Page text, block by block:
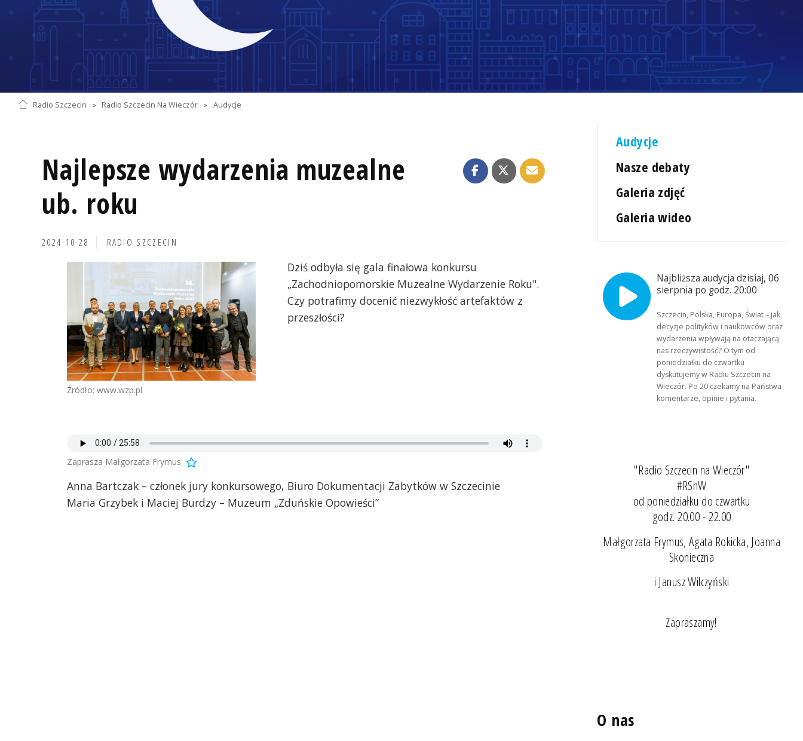
Radio Szczecin » Radio Szczecin Na Wieczór » Audycje
Najlepsze wydarzenia muzealne
ub. roku
2024-10-28 RADIO SZCZECIN
Źródło: www.wzp.pl
Dziś odbyła się gala finałowa konkursu
„Zachodniopomorskie Muzealne Wydarzenie Roku".
Czy potrafimy docenić niezwykłość artefaktów z
przeszłości?
Zaprasza Małgorzata Frymus
Anna Bartczak – członek jury konkursowego, Biuro Dokumentacji Zabytków w Szczecinie
Maria Grzybek i Maciej Burdzy – Muzeum „Zduńskie Opowieści”
Audycje
Nasze debaty
Galeria zdjęć
Galeria wideo
Najbliższa audycja dzisiaj, 06
sierpnia po godz. 20:00
Szczecin, Polska, Europa, Świat – jak
decyzje polityków i naukowców oraz
wydarzenia wpływają na otaczającą
nas rzeczywistość? O tym od
poniedziałku do czwartku
dyskutujemy w Radiu Szczecin na
Wieczór. Po 20 czekamy na Państwa
komentarze, opinie i pytania.
"Radio Szczecin na Wieczór"
#RSnW
od poniedziałku do czwartku
godz. 20.00 - 22.00
Małgorzata Frymus, Agata Rokicka, Joanna
Skonieczna
i Janusz Wilczyński
Zapraszamy!
O nas